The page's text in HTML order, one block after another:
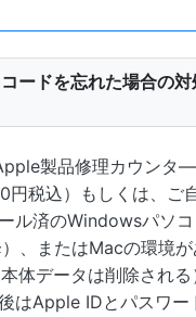
ードを忘れた場合の対
製品修理カウンタ
円税込）もしくは、ご
ル済のWindowsパソ
、またはMacの環境
体データは削除され
はApple IDとパスワー